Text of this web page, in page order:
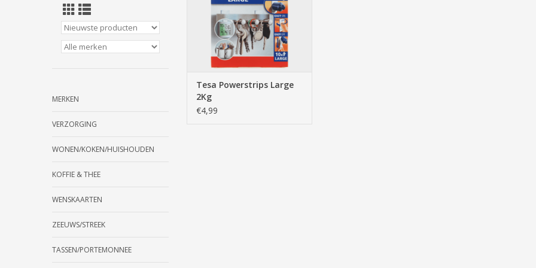
MERKEN
VERZORGING
WONEN/KOKEN/HUISHOUDEN
KOFFIE & THEE
WENSKAARTEN
ZEEUWS/STREEK
TASSEN/PORTEMONNEE
Tesa Powerstrips Large
2Kg
€4,99